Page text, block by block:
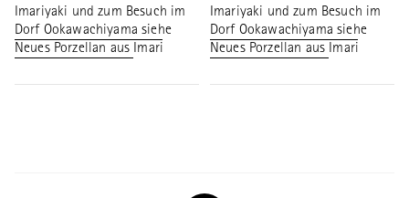
Imariyaki und zum Besuch im
Dorf Ookawachiyama siehe
Neues Porzellan aus Imari
Imariyaki und zum Besuch im
Dorf Ookawachiyama siehe
Neues Porzellan aus Imari